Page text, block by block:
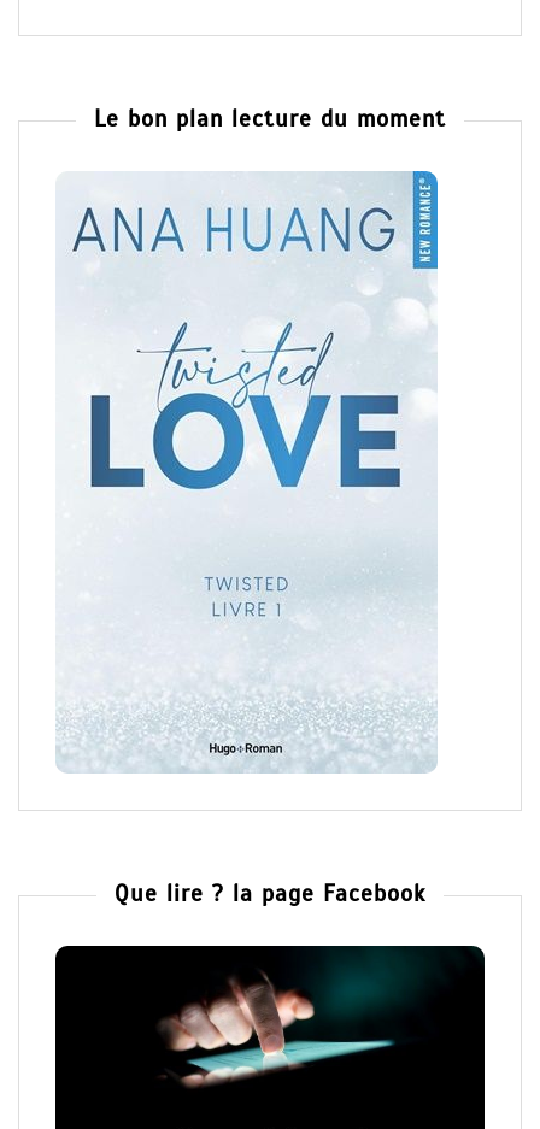
Le bon plan lecture du moment
Que lire ? la page Facebook